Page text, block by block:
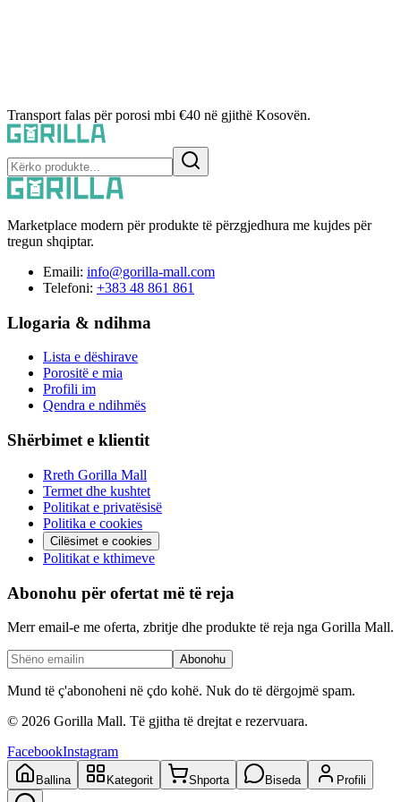
Transport falas për porosi mbi €40 në gjithë Kosovën.
Marketplace modern për produkte të përzgjedhura me kujdes për
tregun shqiptar.
Emaili: info@gorilla-mall.com
Telefoni: +383 48 861 861
Llogaria & ndihma
Lista e dëshirave
Porositë e mia
Profili im
Qendra e ndihmës
Shërbimet e klientit
Rreth Gorilla Mall
Termet dhe kushtet
Politikat e privatësisë
Politika e cookies
Cilësimet e cookies
Politikat e kthimeve
Abonohu për ofertat më të reja
Merr email-e me oferta, zbritje dhe produkte të reja nga Gorilla Mall.
Abonohu
Mund të ç'abonoheni në çdo kohë. Nuk do të dërgojmë spam.
© 2026 Gorilla Mall. Të gjitha të drejtat e rezervuara.
FacebookInstagram
Ballina Kategorit Shporta Biseda Profili